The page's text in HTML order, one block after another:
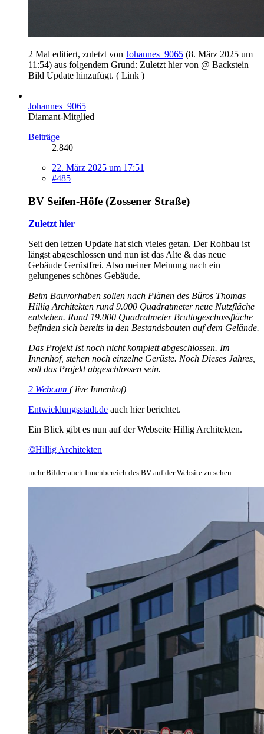
2 Mal editiert, zuletzt von Johannes_9065 (8. März 2025 um
11:54) aus folgendem Grund: Zuletzt hier von @ Backstein
Bild Update hinzufügt. ( Link )
Johannes_9065
Diamant-Mitglied
Beiträge
2.840
22. März 2025 um 17:51
#485
BV Seifen-Höfe (Zossener Straße)
Zuletzt hier
Seit den letzen Update hat sich vieles getan. Der Rohbau ist
längst abgeschlossen und nun ist das Alte & das neue
Gebäude Gerüstfrei. Also meiner Meinung nach ein
gelungenes schönes Gebäude.
Beim Bauvorhaben sollen nach Plänen des Büros Thomas
Hillig Architekten rund 9.000 Quadratmeter neue Nutzfläche
entstehen. Rund 19.000 Quadratmeter Bruttogeschossfläche
befinden sich bereits in den Bestandsbauten auf dem Gelände.
Das Projekt Ist noch nicht komplett abgeschlossen. Im
Innenhof, stehen noch einzelne Gerüste. Noch Dieses Jahres,
soll das Projekt abgeschlossen sein.
2 Webcam ( live Innenhof)
Entwicklungsstadt.de auch hier berichtet.
Ein Blick gibt es nun auf der Webseite Hillig Architekten.
©Hillig Architekten
mehr Bilder auch Innenbereich des BV auf der Website zu sehen.